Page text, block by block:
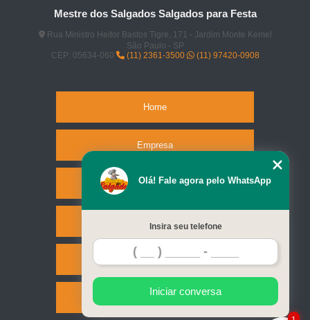
Mestre dos Salgados Salgados para Festa
Rua Ministro Heitor Bastos Tigre, 171 - Jardim Monte Kemel
São Paulo - SP
CEP: 05634-060
(11) 2361-3500 (11) 97420-0908
Home
Empresa
Missão
Serviços
Contato
Mapa do site
Olá! Fale agora pelo WhatsApp
Insira seu telefone
Iniciar conversa